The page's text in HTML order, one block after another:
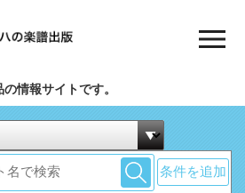
情報サイトです。
条件を追加